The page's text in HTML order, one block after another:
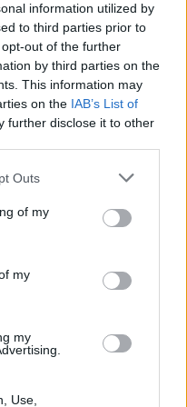
information utilized by
to third parties prior to
out of the further
by third parties on the
This information may
on the IAB’s List of
further disclose it to other
Outs
of my
my
my
Use,